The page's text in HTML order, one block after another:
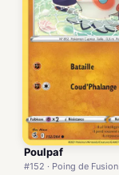
Poulpaf
#152 · Poing de Fusion